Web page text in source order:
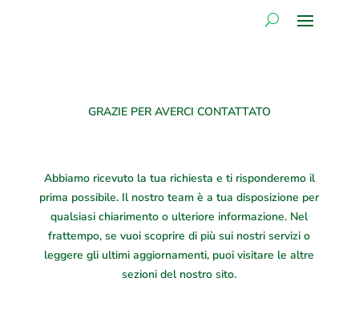
GRAZIE PER AVERCI CONTATTATO
Abbiamo ricevuto la tua richiesta e ti risponderemo il
prima possibile. Il nostro team è a tua disposizione per
qualsiasi chiarimento o ulteriore informazione. Nel
frattempo, se vuoi scoprire di più sui nostri servizi o
leggere gli ultimi aggiornamenti, puoi visitare le altre
sezioni del nostro sito.